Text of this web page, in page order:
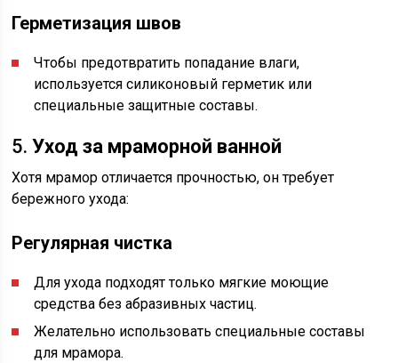
Герметизация швов
Чтобы предотвратить попадание влаги,
используется силиконовый герметик или
специальные защитные составы.
5.Уход за мраморной ванной
Хотя мрамор отличается прочностью, он требует
бережного ухода:
Регулярная чистка
Для ухода подходят только мягкие моющие
средства без абразивных частиц.
Желательно использовать специальные составы
для мрамора.